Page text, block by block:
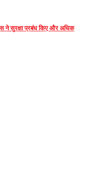
ने सुरक्षा प्रबंध किए और अधिक